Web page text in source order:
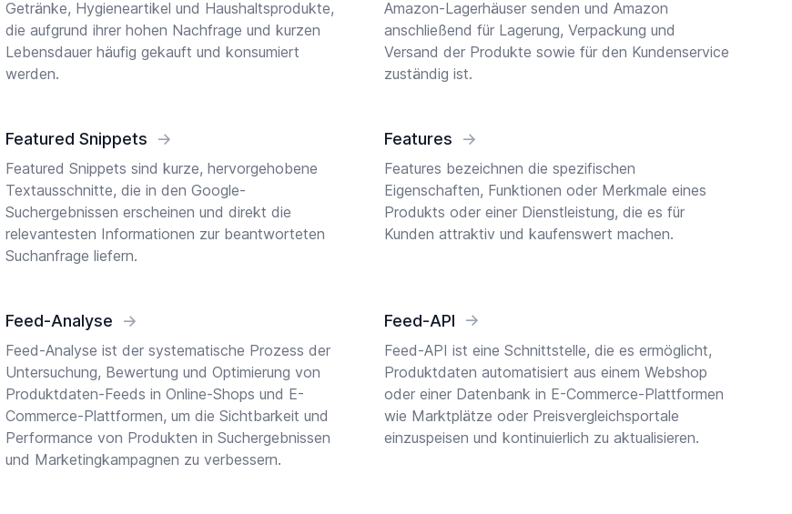
Getränke, Hygieneartikel und Haushaltsprodukte,
die aufgrund ihrer hohen Nachfrage und kurzen
Lebensdauer häufig gekauft und konsumiert
werden.
Amazon-Lagerhäuser senden und Amazon
anschließend für Lagerung, Verpackung und
Versand der Produkte sowie für den Kundenservice
zuständig ist.
Featured Snippets →
Featured Snippets sind kurze, hervorgehobene
Textausschnitte, die in den Google-
Suchergebnissen erscheinen und direkt die
relevantesten Informationen zur beantworteten
Suchanfrage liefern.
Features →
Features bezeichnen die spezifischen
Eigenschaften, Funktionen oder Merkmale eines
Produkts oder einer Dienstleistung, die es für
Kunden attraktiv und kaufenswert machen.
Feed-Analyse →
Feed-Analyse ist der systematische Prozess der
Untersuchung, Bewertung und Optimierung von
Produktdaten-Feeds in Online-Shops und E-
Commerce-Plattformen, um die Sichtbarkeit und
Performance von Produkten in Suchergebnissen
und Marketingkampagnen zu verbessern.
Feed-API →
Feed-API ist eine Schnittstelle, die es ermöglicht,
Produktdaten automatisiert aus einem Webshop
oder einer Datenbank in E-Commerce-Plattformen
wie Marktplätze oder Preisvergleichsportale
einzuspeisen und kontinuierlich zu aktualisieren.